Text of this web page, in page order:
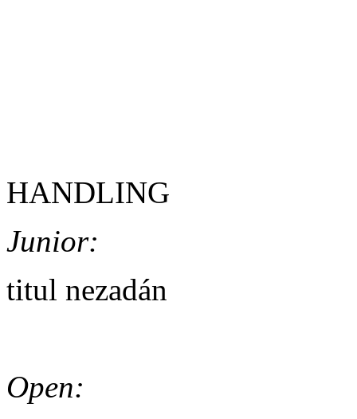
HANDLING
Junior:
titul nezadán
Open: